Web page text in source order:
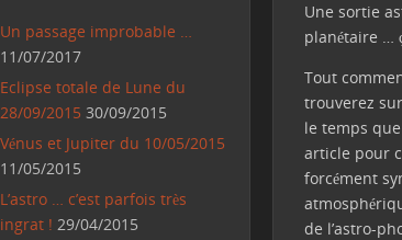
Une sortie
planétaire …
Tout
trouverez
le temps
article pour
forcément
de l’astro-
Un passage improbable …
11/07/2017
Eclipse totale de Lune du
28/09/2015 30/09/2015
Vénus et Jupiter du 10/05/2015
11/05/2015
L’astro … c’est parfois très
ingrat ! 29/04/2015